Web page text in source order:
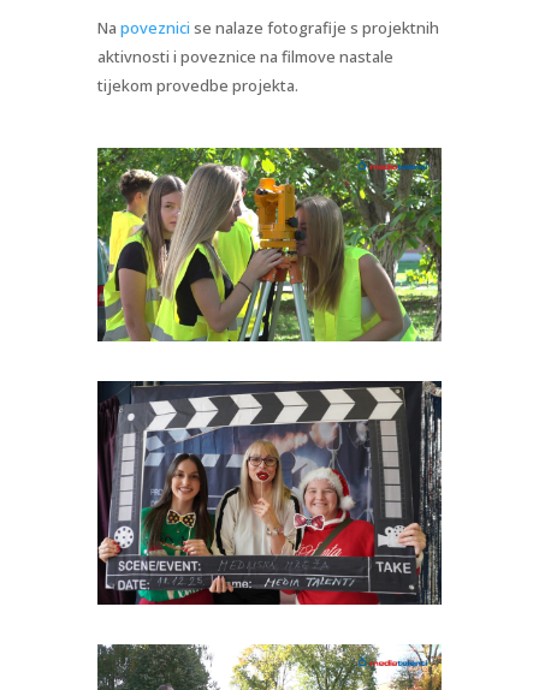
Na poveznici se nalaze fotografije s projektnih
aktivnosti i poveznice na filmove nastale
tijekom provedbe projekta.